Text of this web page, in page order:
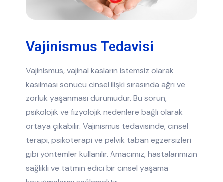
Vajinismus Tedavisi
Vajinismus, vajinal kasların istemsiz olarak
kasılması sonucu cinsel ilişki sırasında ağrı ve
zorluk yaşanması durumudur. Bu sorun,
psikolojik ve fizyolojik nedenlere bağlı olarak
ortaya çıkabilir. Vajinismus tedavisinde, cinsel
terapi, psikoterapi ve pelvik taban egzersizleri
gibi yöntemler kullanılır. Amacımız, hastalarımızın
sağlıklı ve tatmin edici bir cinsel yaşama